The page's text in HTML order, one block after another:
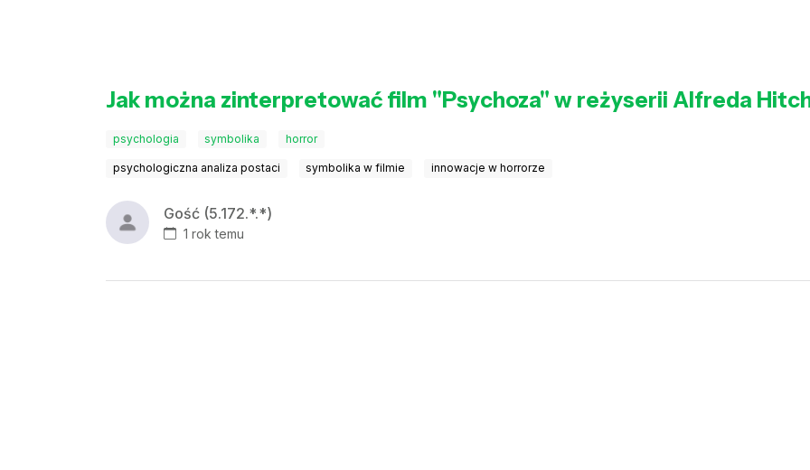
Jak można zinterpretować film "Psychoza" w reżyserii Alfreda
psychologia symbolika horror
psychologiczna analiza postaci symbolika w filmie innowacje w horrorze
Gość (5.172.*.*)
1 rok temu